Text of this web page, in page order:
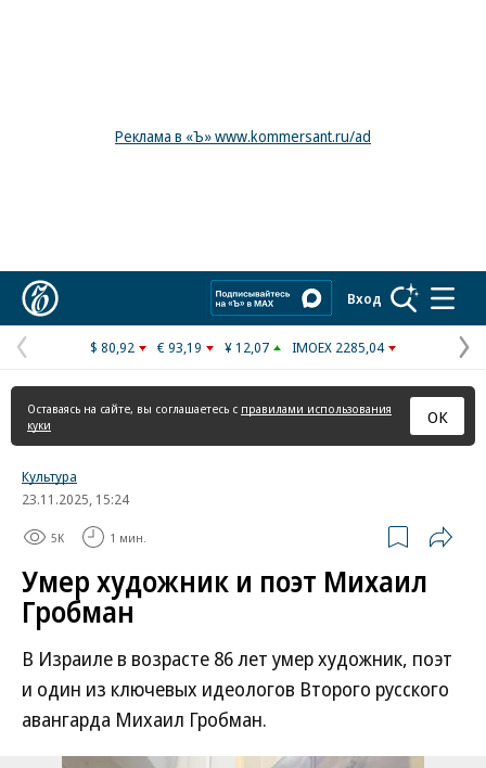
Реклама в «Ъ» www.kommersant.ru/ad
Вход
Предыдущая
страница
$ 80,92 € 93,19 ¥ 12,07 IMOEX 2285,04
Оставаясь на сайте, вы соглашаетесь с правилами использования
куки
ОК
Культура
23.11.2025, 15:24
5K 1 мин.
Умер художник и поэт Михаил
Гробман
В Израиле в возрасте 86 лет умер художник, поэт
и один из ключевых идеологов Второго русского
авангарда Михаил Гробман.